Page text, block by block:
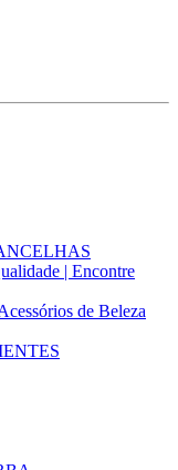
| Encontre
de Beleza